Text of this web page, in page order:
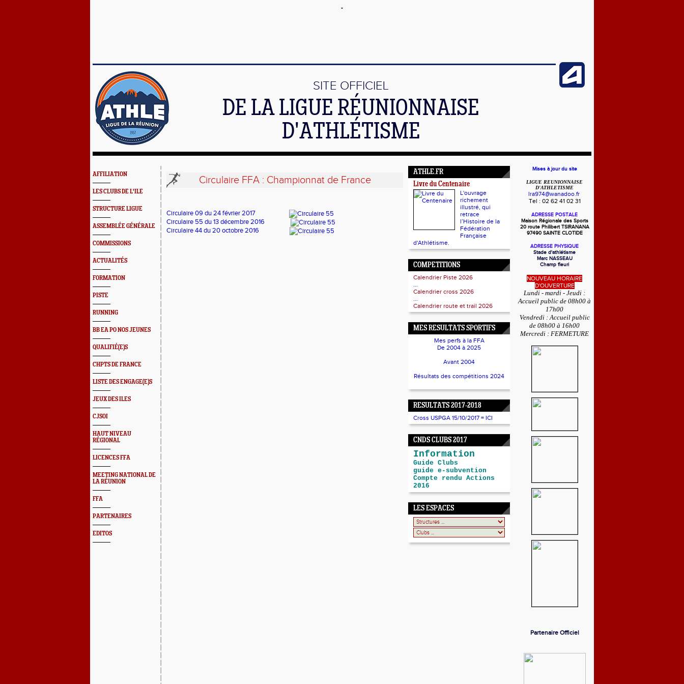
SITE OFFICIEL
DE LA LIGUE RÉUNIONNAISE
D'ATHLÉTISME
AFFILIATION
LES CLUBS DE L'ILE
STRUCTURE LIGUE
ASSEMBLÉE GÉNÉRALE
COMMISSIONS
ACTUALITÉS
FORMATION
PISTE
RUNNING
BB EA PO NOS JEUNES
QUALIFIÉ(E)S
CHPTS DE FRANCE
LISTE DES ENGAGE(E)S
JEUX DES ILES
CJSOI
HAUT NIVEAU
RÉGIONAL
LICENCES FFA
MEETING NATIONAL DE
LA RÉUNION
FFA
PARTENAIRES
EDITOS
Circulaire FFA : Championnat de France
Circulaire 09 du 24 février 2017
Circulaire 55 du 13 décembre 2016
Circulaire 44 du 20 octobre 2016
ATHLE.FR
Livre du Centenaire
L'ouvrage
richement
illustré, qui
retrace
l’Histoire de la
Fédération
Française
d'Athlétisme.
COMPETITIONS
Calendrier Piste 2026
...
Calendrier cross 2026
...
Calendrier route et trail 2026
MES RESULTATS SPORTIFS
Mes perfs à la FFA
De 2004 à 2025
Avant 2004
Résultats des compétitions 2024
RESULTATS 2017-2018
Cross USPGA 15/10/2017 = ICI
CNDS CLUBS 2017
Information
Guide Clubs
guide e-subvention
Compte rendu Actions
2016
LES ESPACES
Mises à jour du site
LIGUE REUNIONNAISE
D'ATHLETISME
lra974@wanadoo.fr
Tel : 02 62 41 02 31
ADRESSE POSTALE
Maison Régionale des Sports
20 route Philibert TSIRANANA
97490 SAINTE CLOTIDE
ADRESSE PHYSIQUE
Stade d'athlétisme
Marc NASSEAU
Champ fleuri
NOUVEAU HORAIRE
D'OUVERTURE
Lundi - mardi - Jeudi :
Accueil public de 08h00 à
17h00
Vendredi : Accueil public
de 08h00 à 16h00
Mercredi : FERMETURE
Partenaire Officiel